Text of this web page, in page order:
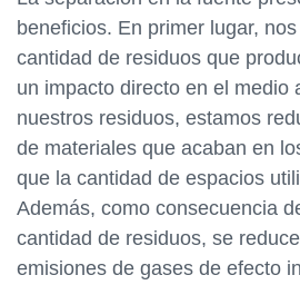
beneficios. En primer lugar,
cantidad de residuos que
un impacto directo en el medio
nuestros residuos, estamos
de materiales que acaban en
que la cantidad de espacios
Además, como consecuencia
cantidad de residuos, se
emisiones de gases de efecto